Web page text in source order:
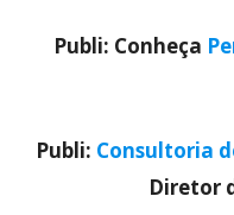
Publi: Conheça
Publi: Consultoria
Diretor